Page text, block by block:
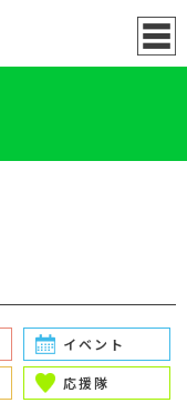
イベント
応援隊